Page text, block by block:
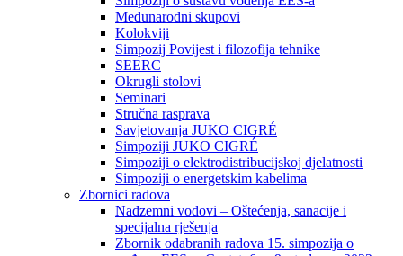
Međunarodni skupovi
Kolokviji​
Simpozij Povijest i filozofija tehnike
SEERC
Okrugli stolovi
Seminari​
Stručna rasprava​
Savjetovanja JUKO CIGRÉ
Simpoziji JUKO CIGRÉ
Simpoziji o elektrodistribucijskoj djelatnosti
Simpoziji o energetskim kabelima
Zbornici radova
Nadzemni vodovi – Oštećenja, sanacije i
specijalna rješenja
Zbornik odabranih radova 15. simpozija o